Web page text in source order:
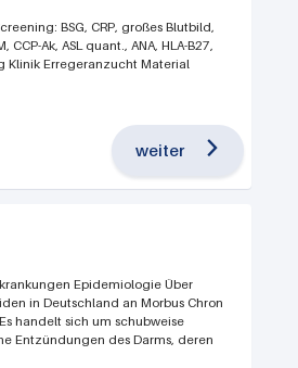
BSG, CRP, großes Blutbild,
CCP-Ak, ASL quant., ANA, HLA-B27,
weiter
Über
in Deutschland an Morbus Chron
handelt sich um schubweise
Entzündungen des Darms, deren